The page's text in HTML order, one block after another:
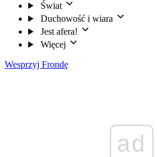
Świat
Duchowość i wiara
Jest afera!
Więcej
Wesprzyj Frondę
ad